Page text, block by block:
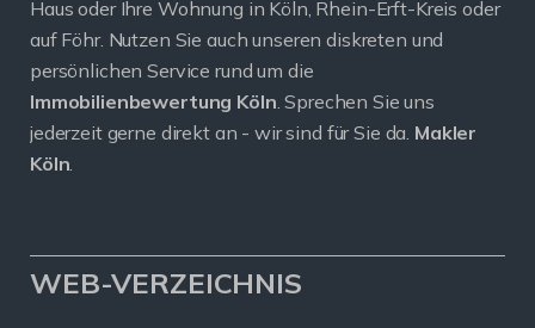
Haus oder Ihre Wohnung in Köln, Rhein-Erft-Kreis oder
auf Föhr. Nutzen Sie auch unseren diskreten und
persönlichen Service rund um die
Immobilienbewertung Köln. Sprechen Sie uns
jederzeit gerne direkt an - wir sind für Sie da. Makler
Köln.
WEB-VERZEICHNIS